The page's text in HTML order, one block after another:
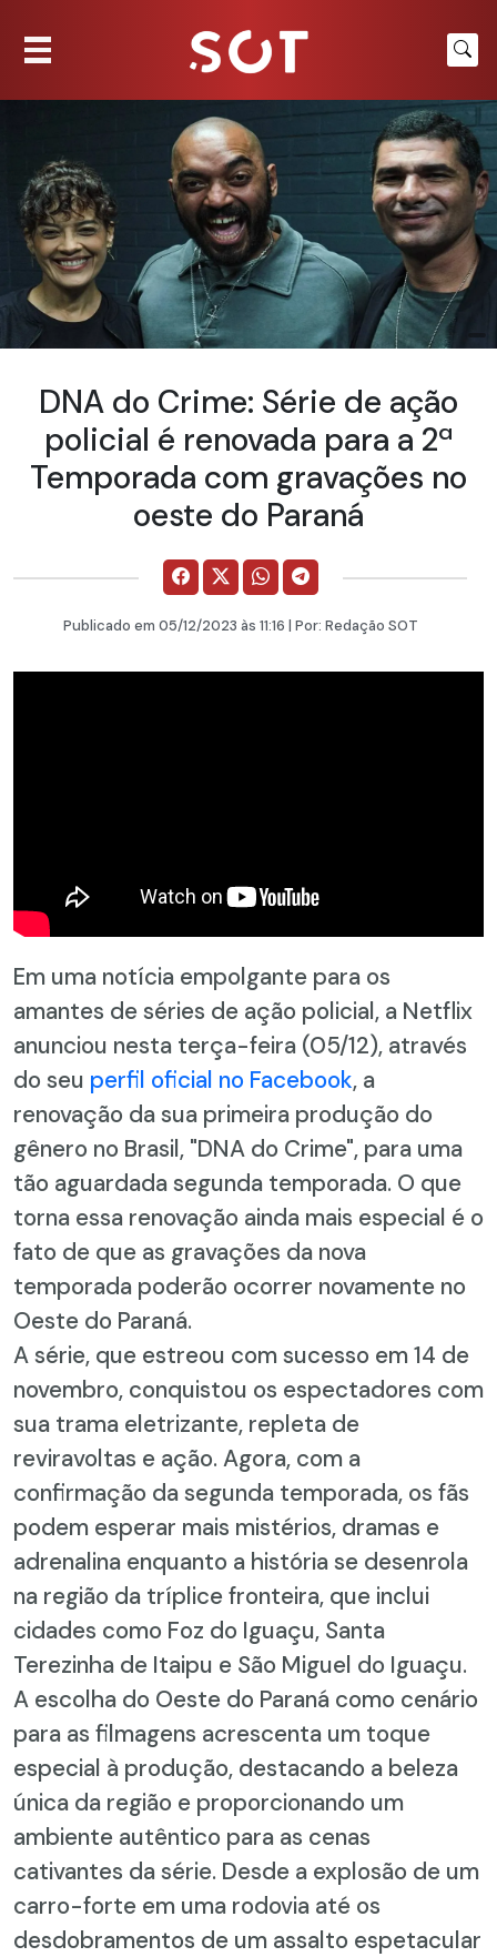
DNA do Crime: Série de ação
policial é renovada para a 2ª
Temporada com gravações no
oeste do Paraná
Publicado em 05/12/2023 às 11:16 | Por: Redação SOT
Em uma notícia empolgante para os
amantes de séries de ação policial, a Netflix
anunciou nesta terça-feira (05/12), através
do seu perfil oficial no Facebook, a
renovação da sua primeira produção do
gênero no Brasil, "DNA do Crime", para uma
tão aguardada segunda temporada. O que
torna essa renovação ainda mais especial é o
fato de que as gravações da nova
temporada poderão ocorrer novamente no
Oeste do Paraná.
A série, que estreou com sucesso em 14 de
novembro, conquistou os espectadores com
sua trama eletrizante, repleta de
reviravoltas e ação. Agora, com a
confirmação da segunda temporada, os fãs
podem esperar mais mistérios, dramas e
adrenalina enquanto a história se desenrola
na região da tríplice fronteira, que inclui
cidades como Foz do Iguaçu, Santa
Terezinha de Itaipu e São Miguel do Iguaçu.
A escolha do Oeste do Paraná como cenário
para as filmagens acrescenta um toque
especial à produção, destacando a beleza
única da região e proporcionando um
ambiente autêntico para as cenas
cativantes da série. Desde a explosão de um
carro-forte em uma rodovia até os
desdobramentos de um assalto espetacular